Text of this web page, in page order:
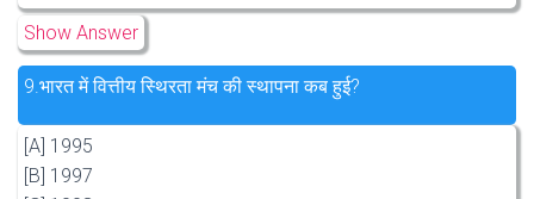
Show Answer
9.भारत में वित्तीय स्थिरता मंच की स्थापना कब हुई?
[A] 1995
[B] 1997